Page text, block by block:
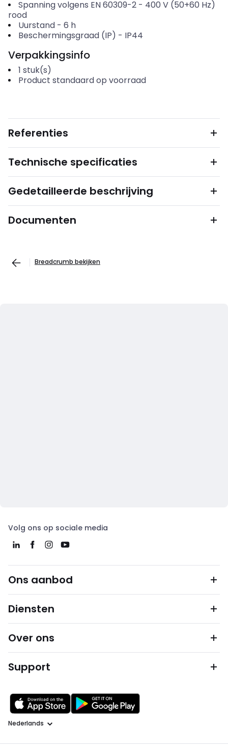
Spanning volgens EN 60309-2- 400 V (50+60 Hz)
rood
Uurstand- 6 h
Beschermingsgraad (IP) - IP44
Verpakkingsinfo
1 stuk(s)
Product standaard op voorraad
Referenties
Technische specificaties
Gedetailleerde beschrijving
Documenten
Breadcrumb bekijken
Volg ons op sociale media
Ons aanbod
Diensten
Over ons
Support
Taal